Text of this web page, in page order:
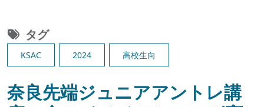
タグ
KSAC 2024 高校生向
奈良先端ジュニアアントレ講